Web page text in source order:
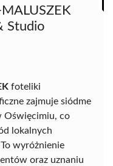
Studio
foteliki
zajmuje siódme
Oświęcimiu, co
lokalnych
wyróżnienie
oraz uznaniu